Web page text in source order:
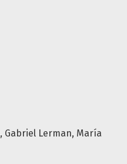
Gabriel Lerman María